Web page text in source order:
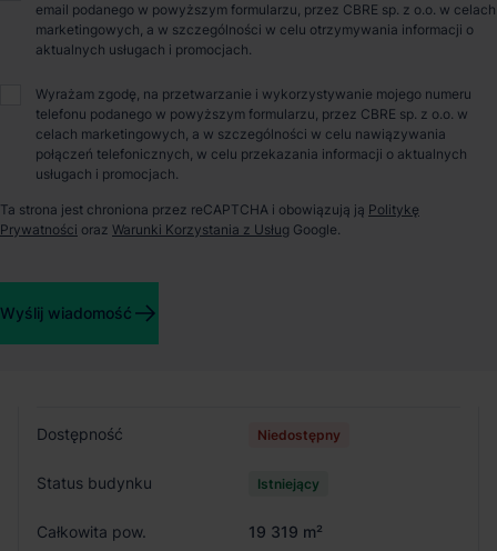
O parku
Panattoni Park Tricity East VI to nowoczesny obiekt, który po
wybudowaniu oferować będzie 18 157 m kw. powierzchni
magazynowo-biurowej. Atutem budynku będzie jego dogodne
umiejscowienie na terenie Gdańska w pobliżu autostrady A1,
które pozwoli najemcom operować na rynku zarówno polskim,
jak i zagranicznym.
Szczegóły budynków
Dostępność Niedostępny
Status budynku Istniejący
Całkowita pow. 19 319 m²
email podanego w powyższym formularzu, przez CBRE sp. z o.o. w celach
marketingowych, a w szczególności w celu otrzymywania informacji o
aktualnych usługach i promocjach.
Wyrażam zgodę, na przetwarzanie i wykorzystywanie mojego numeru
telefonu podanego w powyższym formularzu, przez CBRE sp. z o.o. w
celach marketingowych, a w szczególności w celu nawiązywania
połączeń telefonicznych, w celu przekazania informacji o aktualnych
usługach i promocjach.
Ta strona jest chroniona przez reCAPTCHA i obowiązują ją Politykę
Prywatności oraz Warunki Korzystania z Usług Google.
Wyślij wiadomość